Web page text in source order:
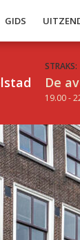
GIDS
STRAKS:
De
19.00 -